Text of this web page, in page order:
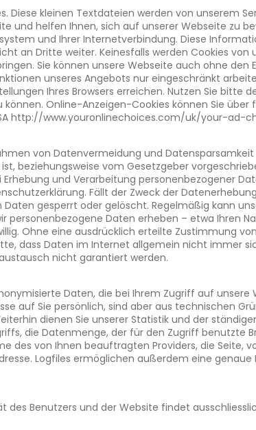
Diese kleinen Textdateien werden von unserem
und helfen Ihnen, sich auf unserer Webseite zu
und Ihrer Internetverbindung. Diese
an Dritte weiter. Keinesfalls werden Cookies
Sie können unsere Webseite auch ohne den
unseres Angebots nur eingeschränkt
Ihres Browsers erreichen. Nutzen Sie bitte
Online-Anzeigen-Cookies können Sie über
http://www.youronlinechoices.com/uk/your-ad-
von Datenvermeidung und
beziehungsweise vom Gesetzgeber
und Verarbeitung personenbezogener
Fällt der Zweck der
gesperrt oder gelöscht. Regelmäßig kann
personenbezogene Daten erheben – etwa Ihren
Ohne eine ausdrücklich erteilte Zustimmung
dass Daten im Internet allgemein nicht immer
nicht garantiert werden.
Daten, die bei Ihrem Zugriff auf unsere
auf Sie persönlich, sind aber aus technischen
dienen Sie unserer Statistik und der
die Datenmenge, der für den Zugriff benutzte
des von Ihnen beauftragten Providers, die Seite,
Logfiles ermöglichen außerdem eine
des Benutzers und der Website findet